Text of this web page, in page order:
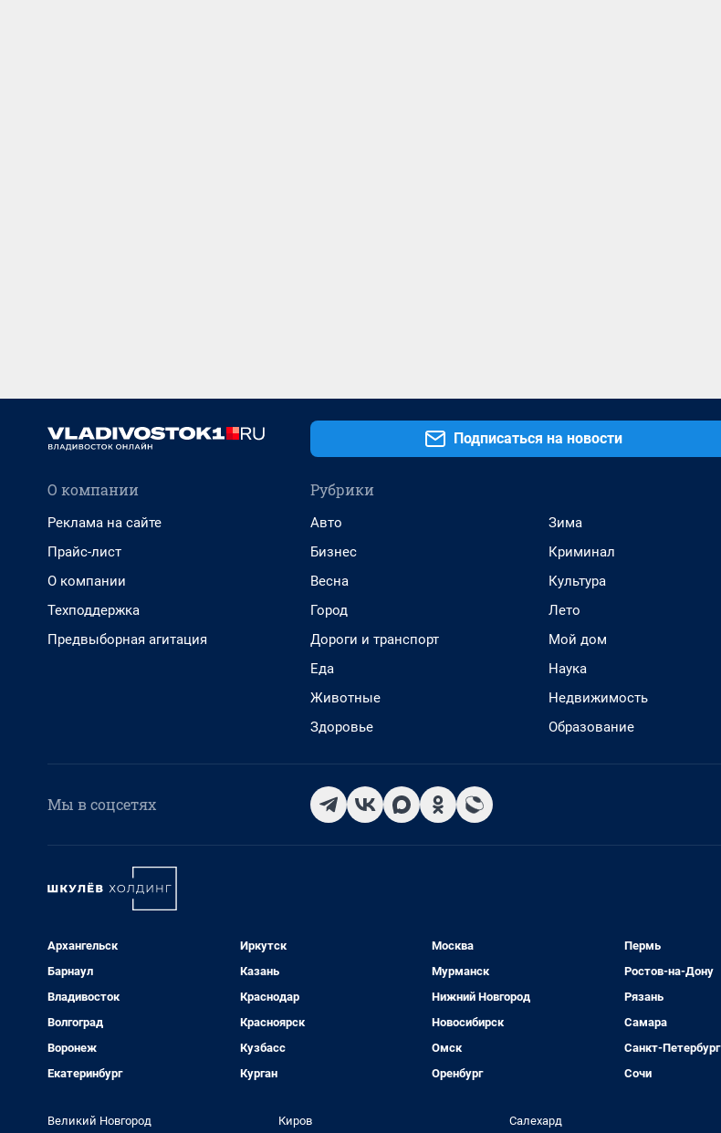
Подписаться на новости
О компании
Реклама на сайте
Прайс-лист
О компании
Техподдержка
Предвыборная агитация
Рубрики
Авто
Бизнес
Весна
Город
Дороги и транспорт
Еда
Животные
Здоровье
Зима
Криминал
Культура
Лето
Мой дом
Наука
Недвижимость
Образование
Мы в соцсетях
Архангельск
Барнаул
Владивосток
Волгоград
Воронеж
Екатеринбург
Иркутск
Казань
Краснодар
Красноярск
Кузбасс
Курган
Москва
Мурманск
Нижний Новгород
Новосибирск
Омск
Оренбург
Пермь
Ростов-на-Дону
Рязань
Самара
Санкт-Петербург
Сочи
Великий Новгород Киров Салехард